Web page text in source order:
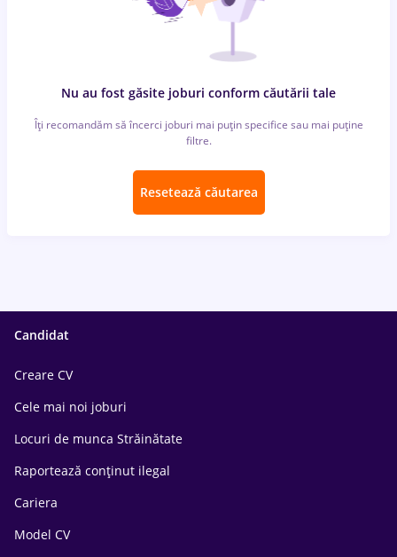
Nu au fost găsite joburi conform căutării tale
Îți recomandăm să încerci joburi mai puțin specifice sau mai puține
filtre.
Resetează căutarea
Candidat
Creare CV
Cele mai noi joburi
Locuri de munca Străinătate
Raportează conținut ilegal
Cariera
Model CV